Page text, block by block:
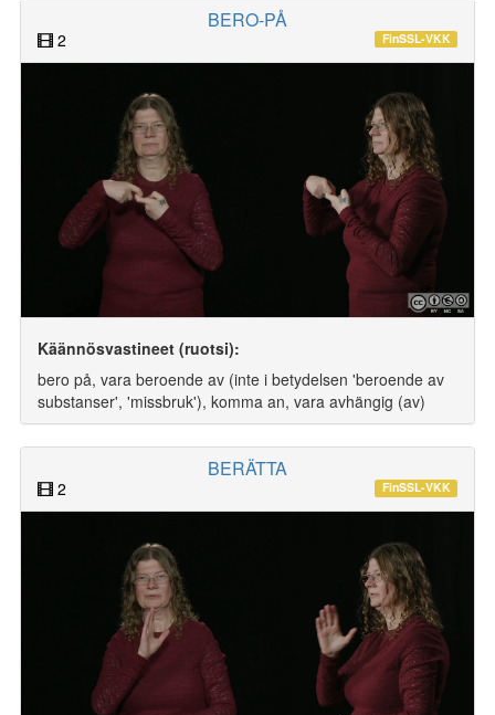
BERO-PÅ
2 FinSSL-VKK
Käännösvastineet (ruotsi):
bero på, vara beroende av (inte i betydelsen 'beroende av
substanser', 'missbruk'), komma an, vara avhängig (av)
BERÄTTA
2 FinSSL-VKK